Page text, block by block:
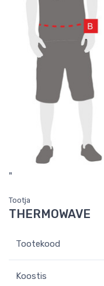
"
Tootja
THERMOWAVE
Tootekood
Koostis